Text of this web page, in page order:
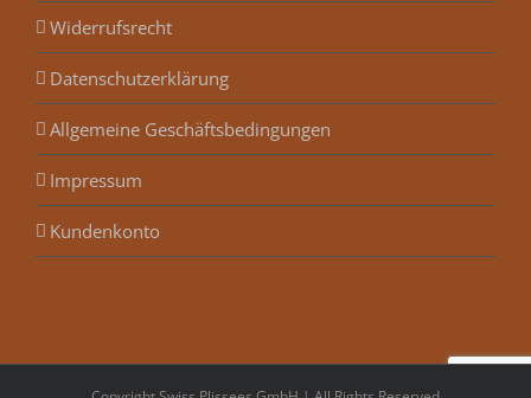
Widerrufsrecht
Datenschutzerklärung
Allgemeine Geschäftsbedingungen
Impressum
Kundenkonto